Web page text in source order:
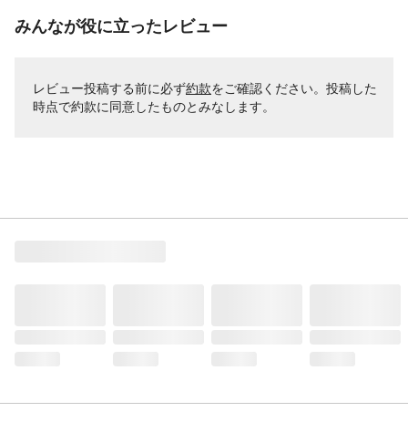
みんなが役に立ったレビュー
レビュー投稿する前に必ず約款をご確認ください。投稿した
時点で約款に同意したものとみなします。